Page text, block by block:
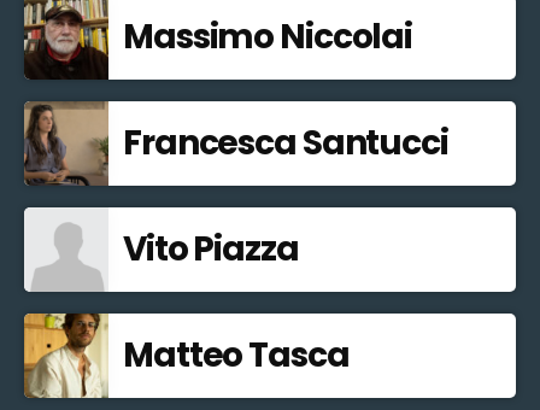
Massimo Niccolai
Francesca Santucci
Vito Piazza
Matteo Tasca